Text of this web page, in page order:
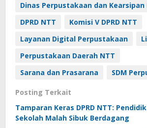
Dinas Perpustakaan dan Kearsipan
DPRD NTT
Komisi V DPRD NTT
Layanan Digital Perpustakaan
Perpustakaan Daerah NTT
Sarana dan Prasarana
SDM
Posting Terkait
Tamparan Keras DPRD NTT:
Sekolah Malah Sibuk Berdagang